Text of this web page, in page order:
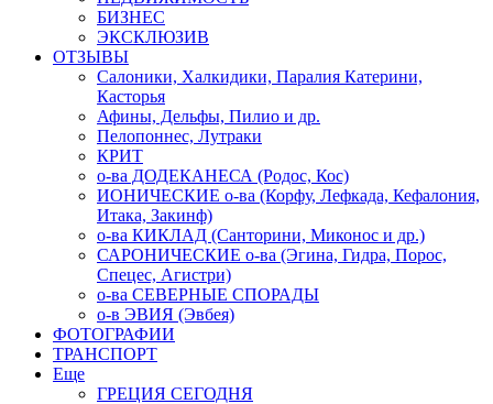
БИЗНЕС
ЭКСКЛЮЗИВ
ОТЗЫВЫ
Салоники, Халкидики, Паралия Катерини,
Касторья
Афины, Дельфы, Пилио и др.
Пелопоннес, Лутраки
КРИТ
о-ва ДОДЕКАНЕСА (Родос, Кос)
ИОНИЧЕСКИЕ о-ва (Корфу, Лефкада, Кефалония,
Итака, Закинф)
о-ва КИКЛАД (Санторини, Миконос и др.)
САРОНИЧЕСКИЕ о-ва (Эгина, Гидра, Порос,
Спецес, Агистри)
о-ва СЕВЕРНЫЕ СПОРАДЫ
о-в ЭВИЯ (Эвбея)
ФОТОГРАФИИ
ТРАНСПОРТ
Еще
ГРЕЦИЯ СЕГОДНЯ